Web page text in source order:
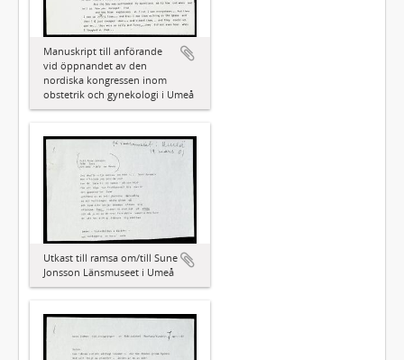
Manuskript till anförande
vid öppnandet av den
nordiska kongressen inom
obstetrik och gynekologi i Umeå
Utkast till ramsa om/till Sune
Jonsson Länsmuseet i Umeå